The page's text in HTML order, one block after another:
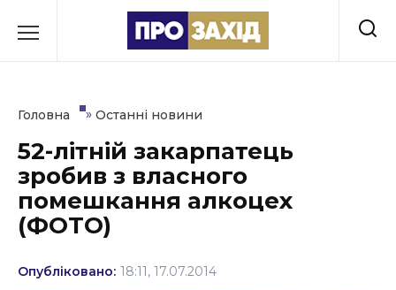
до
Культура
Освіта
Головна » Останні новини
52-літній закарпатець
зробив з власного
помешкання алкоцех
(ФОТО)
Опубліковано: 18:11, 17.07.2014